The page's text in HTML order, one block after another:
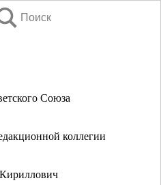
Поиск
Союза
коллегии